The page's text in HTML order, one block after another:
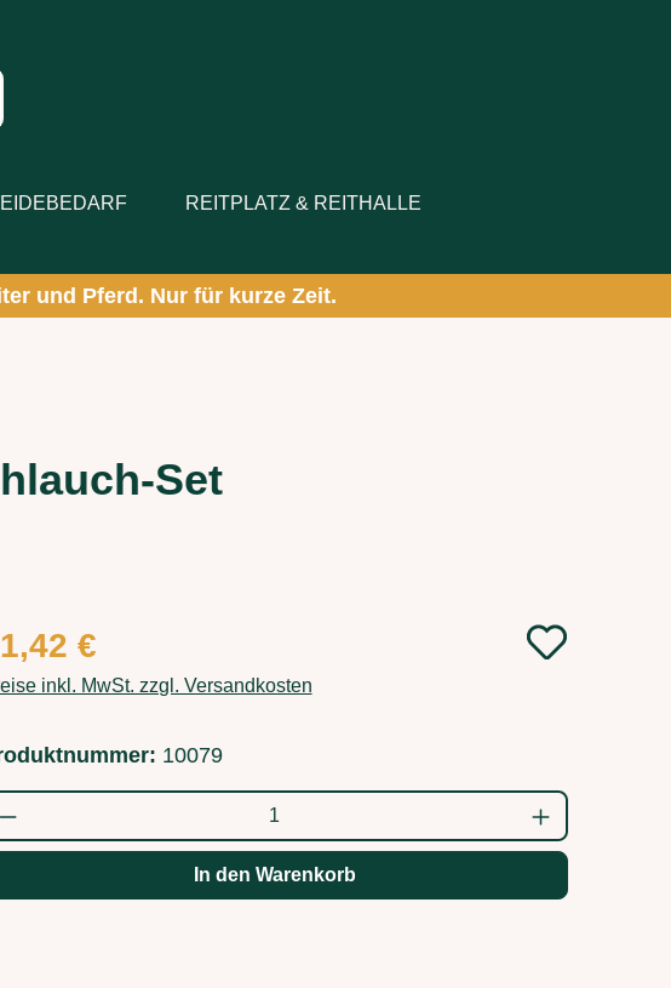
BETRÄGT 0,00 €.
REITPLATZ & REITHALLE
und Pferd. Nur für kurze Zeit.
Set
€
inkl. MwSt. zzgl. Versandkosten
10079
Anzahl: Gib den gewünschten Wert ein
In den Warenkorb